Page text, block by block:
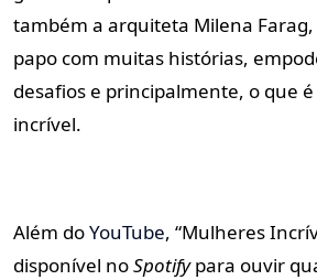
também a arquiteta Milena
papo com muitas histórias,
desafios e principalmente, o que
incrível.
Além doYouTube, “Mulheres
disponível noSpotifypara ouvir